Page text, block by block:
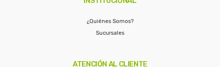
¿Quiénes Somos?
Sucursales
ATENCIÓN AL CLIENTE